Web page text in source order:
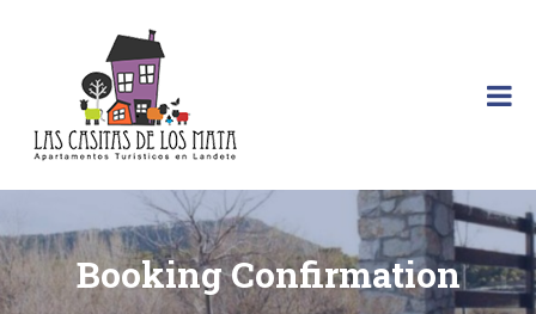
Las Casitas de
los Mata
Booking Confirmation